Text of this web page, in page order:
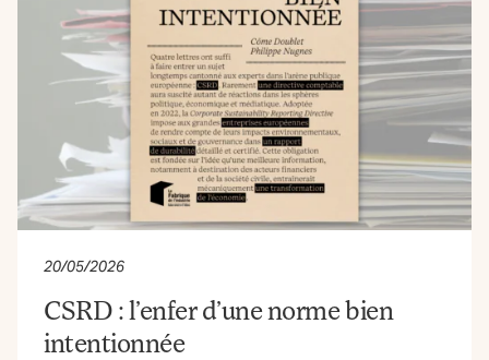
20/05/2026
CSRD : l’enfer d’une norme bien
intentionnée